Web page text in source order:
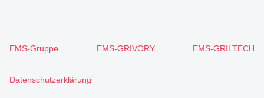
EMS-Gruppe EMS-GRIVORY EMS-GRILTECH
Datenschutzerklärung